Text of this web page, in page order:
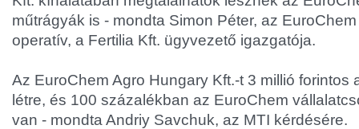
műtrágyák is - mondta Simon Péter, az
operatív, a Fertilia Kft. ügyvezető igazgatója.
Az EuroChem Agro Hungary Kft.-t 3 millió forintos
létre, és 100 százalékban az EuroChem
van - mondta Andriy Savchuk, az MTI kérdésére.